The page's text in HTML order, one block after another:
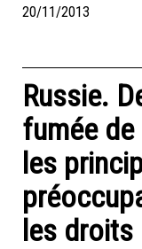
20/11/2013
Russie.
fumée
les
les